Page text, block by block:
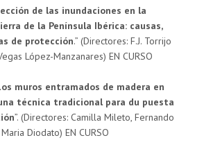
de las inundaciones en la
de la Península Ibérica: causas,
de protección.” (Directores: F.J. Torrijo
López-Manzanares) EN CURSO
muros entramados de madera en
técnica tradicional para du puesta
”. (Directores: Camilla Mileto, Fernando
Diodato) EN CURSO